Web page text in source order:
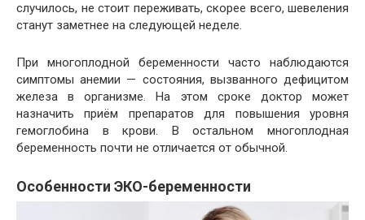
случилось, не стоит переживать, скорее всего, шевеления
станут заметнее на следующей неделе.
При многоплодной беременности часто наблюдаются
симптомы анемии — состояния, вызванного дефицитом
железа в организме. На этом сроке доктор может
назначить приём препаратов для повышения уровня
гемоглобина в крови. В остальном многоплодная
беременность почти не отличается от обычной.
Особенности ЭКО-беременности